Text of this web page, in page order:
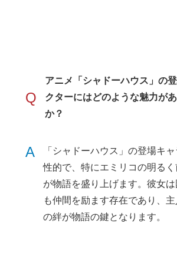
Q
アニメ「シャドーハウス」の
クターにはどのような魅力が
か？
A
「シャドーハウス」の登場キ
性的で、特にエミリコの明る
が物語を盛り上げます。彼女
も仲間を励ます存在であり、
の絆が物語の鍵となります。